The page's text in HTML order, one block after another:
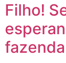
Filho!
fazenda